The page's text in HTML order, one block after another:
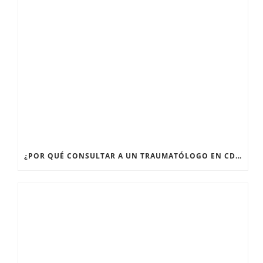
¿POR QUÉ CONSULTAR A UN TRAUMATÓLOGO EN CDMX CUANDO TENGO DOLOR ARTICULAR PERSISTENTE?